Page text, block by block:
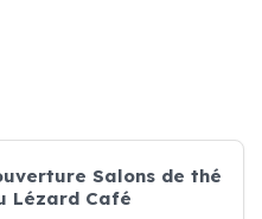
Salons de thé
Lézard Café